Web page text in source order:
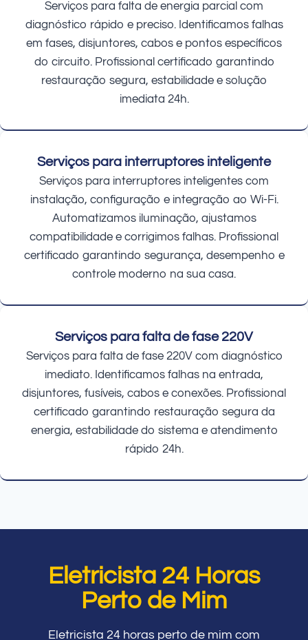
Serviços para falta de energia parcial com
diagnóstico rápido e preciso. Identificamos falhas
em fases, disjuntores, cabos e pontos específicos
do circuito. Profissional certificado garantindo
restauração segura, estabilidade e solução
imediata 24h.
Serviços para interruptores inteligente
Serviços para interruptores inteligentes com
instalação, configuração e integração ao Wi-Fi.
Automatizamos iluminação, ajustamos
compatibilidade e corrigimos falhas. Profissional
certificado garantindo segurança, desempenho e
controle moderno na sua casa.
Serviços para falta de fase 220V
Serviços para falta de fase 220V com diagnóstico
imediato. Identificamos falhas na entrada,
disjuntores, fusíveis, cabos e conexões. Profissional
certificado garantindo restauração segura da
energia, estabilidade do sistema e atendimento
rápido 24h.
Eletricista 24 Horas
Perto de Mim
Eletricista 24 horas perto de mim com